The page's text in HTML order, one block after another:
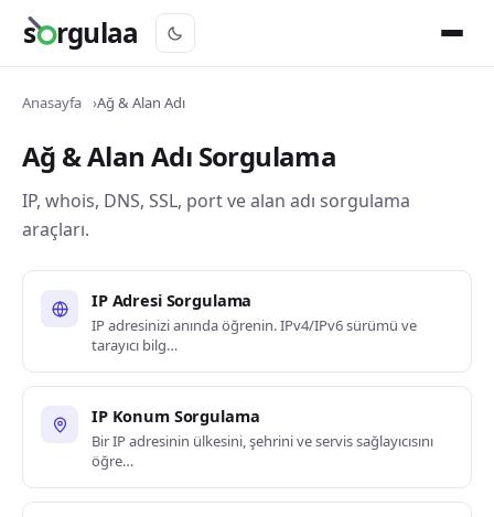
s rgulaa
Anasayfa Ağ & Alan Adı
Ağ & Alan Adı Sorgulama
IP, whois, DNS, SSL, port ve alan adı sorgulama
araçları.
IP Adresi Sorgulama
IP adresinizi anında öğrenin. IPv4/IPv6 sürümü ve
tarayıcı bilg…
IP Konum Sorgulama
Bir IP adresinin ülkesini, şehrini ve servis sağlayıcısını
öğre…